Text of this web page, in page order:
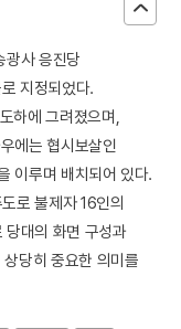
광사 응진당
지정되었다.
하에 그려졌으며,
에는 협시보살인
이루며 배치되어 있다.
로 불제자 16인의
당대의 화면 구성과
당히 중요한 의미를